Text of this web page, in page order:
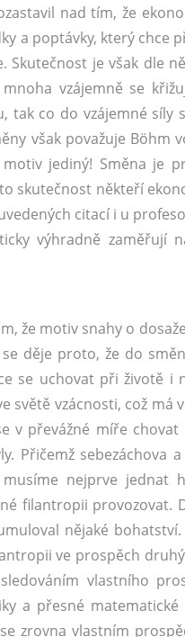
nad tím, že
a poptávky, který chce
je však dle
vzájemně se
co do vzájemné síly
však považuje Böhm
jediný! Směna je
skutečnost někteří
citací i u
výhradně zaměřují
že motiv snahy o
děje proto, že do
se uchovat při životě i
světě vzácnosti, což má
v převážné míře
Přičemž sebezáchova
nejprve jednat
filantropii provozovat.
nějaké
ve prospěch
vlastního
a přesné
zrovna vlastním